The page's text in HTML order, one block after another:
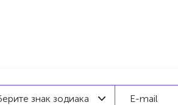
знак зодиака